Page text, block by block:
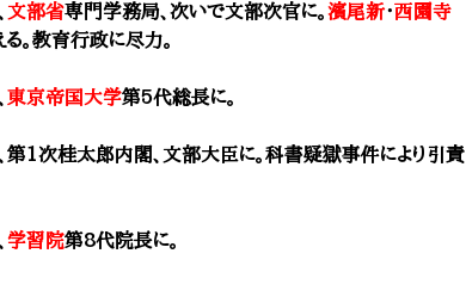
文部省専門学務局、次いで文部次官に。濱尾新・西園寺
。教育行政に尽力。
東京帝国大学第5代総長に。
次桂太郎内閣、文部大臣に。科書疑獄事件により引責
学習院第8代院長に。